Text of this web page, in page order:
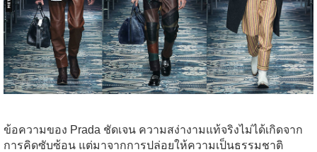
ข้อความของ Prada ชัดเจน ความสง่างามแท้จริงไม่ได้เกิดจาก
การคิดซับซ้อน แต่มาจากการปล่อยให้ความเป็นธรรมชาติ